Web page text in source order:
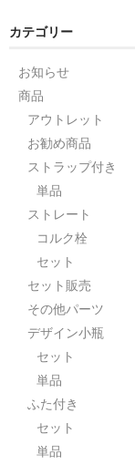
カテゴリー
お知らせ
商品
アウトレット
お勧め商品
ストラップ付き
単品
ストレート
コルク栓
セット
セット販売
その他パーツ
デザイン小瓶
セット
単品
ふた付き
セット
単品